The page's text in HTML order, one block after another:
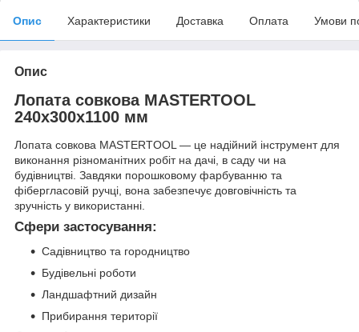
Опис Характеристики Доставка Оплата Умови
Опис
Лопата совкова MASTERTOOL
240х300х1100 мм
Лопата совкова MASTERTOOL — це надійний інструмент для
виконання різноманітних робіт на дачі, в саду чи на
будівництві. Завдяки порошковому фарбуванню та
фібергласовій ручці, вона забезпечує довговічність та
зручність у використанні.
Сфери застосування:
Садівництво та городництво
Будівельні роботи
Ландшафтний дизайн
Прибирання території